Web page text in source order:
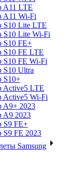
A11 LTE
A11 Wi-Fi
S10 Lite LTE
S10 Lite Wi-Fi
S10 FE+
S10 FE LTE
S10 FE Wi-Fi
S10 Ultra
S10+
Active5 LTE
Active5 Wi-Fi
A9+ 2023
A9 2023
S9 FE+
S9 FE 2023
Samsung